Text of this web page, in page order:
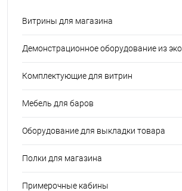
Витрины для магазина
Демонстрационное оборудование из
Комплектующие для витрин
Мебель для баров
Оборудование для выкладки товара
Полки для магазина
Примерочные кабины